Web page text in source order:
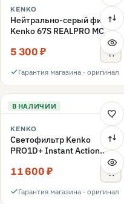
KENKO
Нейтрально-серый фильтр
Kenko 67S REALPRO MC
5 300 ₽
Гарантия магазина · оригинал
В НАЛИЧИИ
KENKO
Светофильтр Kenko
PRO1D+ Instant Action
Variable NDX3-450+C-PLS
переменной плотности
11 600 ₽
Гарантия магазина · оригинал